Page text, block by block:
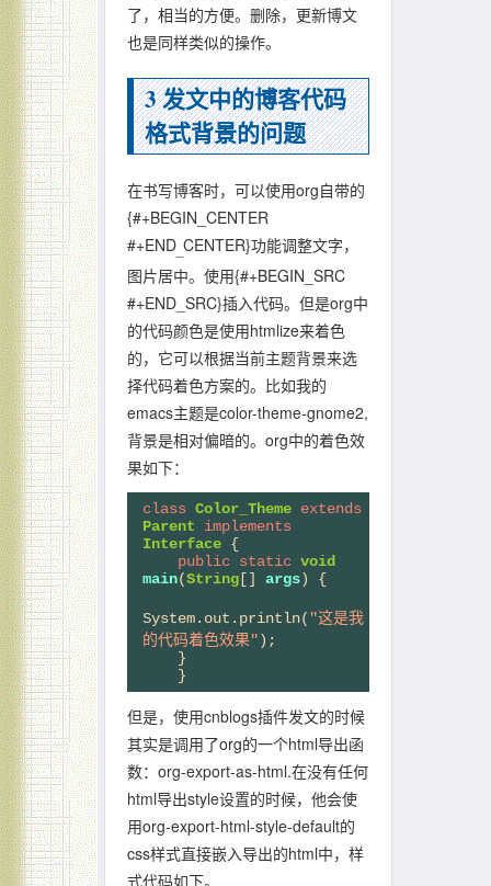
了，相当的方便。删除，更新博文
也是同样类似的操作。
3发文中的博客代码
格式背景的问题
在书写博客时，可以使用org自带的
{#+BEGIN_CENTER
#+END CENTER}功能调整文字，
图片居中。使用{#+BEGIN_SRC
#+END_SRC}插入代码。但是org中
的代码颜色是使用htmlize来着色
的，它可以根据当前主题背景来选
择代码着色方案的。比如我的
emacs主题是color-theme-gnome2,
背景是相对偏暗的。org中的着色效
果如下：
class Color_Theme extends
Parent
implements
Interface {
public static void
main(String [] args) {
System.out.println( "这是我
的代码着色效果");
但是，使用cnblogs插件发文的时候
其实是调用了org的一个html导出函
数：org-export-as-html.在没有任何
html导出style设置的时候，他会使
用org-export-html-style-default的
css样式直接嵌入导出的html中，样
式代码如下。